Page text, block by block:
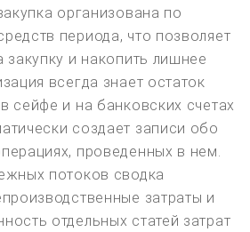
организована по
периода, что позволяет
закупку и накопить лишнее
всегда знает остаток
сейфе и на банковских счетах
создает записи обо
проведенных в нем.
потоков сводка
затраты и
отдельных статей затрат